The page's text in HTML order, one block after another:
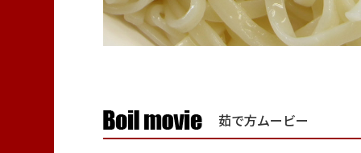
茹で方ムービー